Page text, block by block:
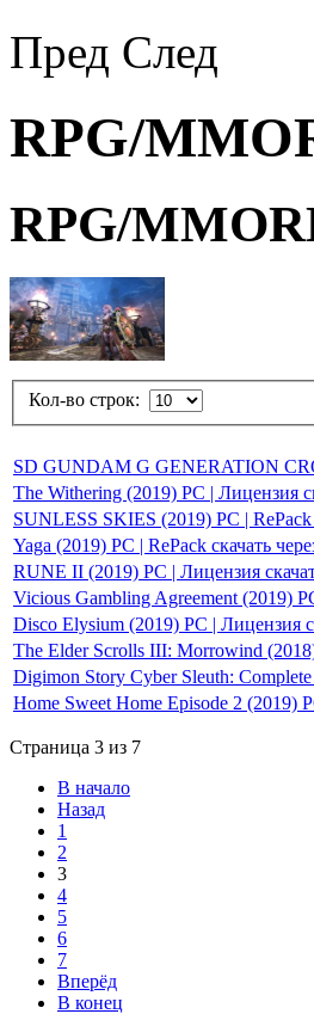
Пред След
RPG/
RPG/
Кол-во строк:
SD GUNDAM G GENERATION
The Withering (2019) PC | Лицензия
SUNLESS SKIES (2019) PC | RePack
Yaga (2019) PC | RePack скачать
RUNE II (2019) PC | Лицензия
Vicious Gambling Agreement (2019)
Disco Elysium (2019) PC | Лицензия
The Elder Scrolls III: Morrowind
Digimon Story Cyber Sleuth:
Home Sweet Home Episode 2 (2019)
Страница 3 из 7
В начало
Назад
1
2
3
4
5
6
7
Вперёд
В конец